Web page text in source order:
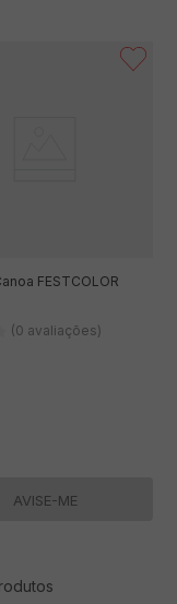
FESTCOLOR
(0 avaliações)
AVISE-ME